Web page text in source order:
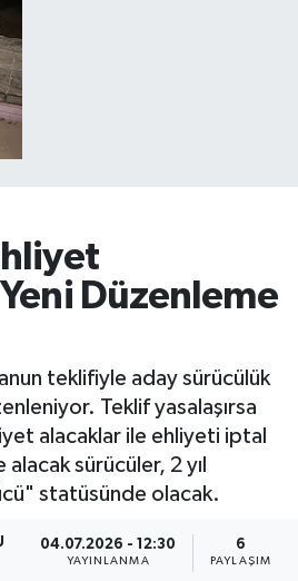
Düzenleme
teklifiyle aday sürücülük
Teklif yasalaşırsa
alacaklar ile ehliyeti iptal
sürücüler, 2 yıl
statüsünde olacak.
04.07.2026 - 12:30
YAYINLANMA
6
PAYLAŞIM